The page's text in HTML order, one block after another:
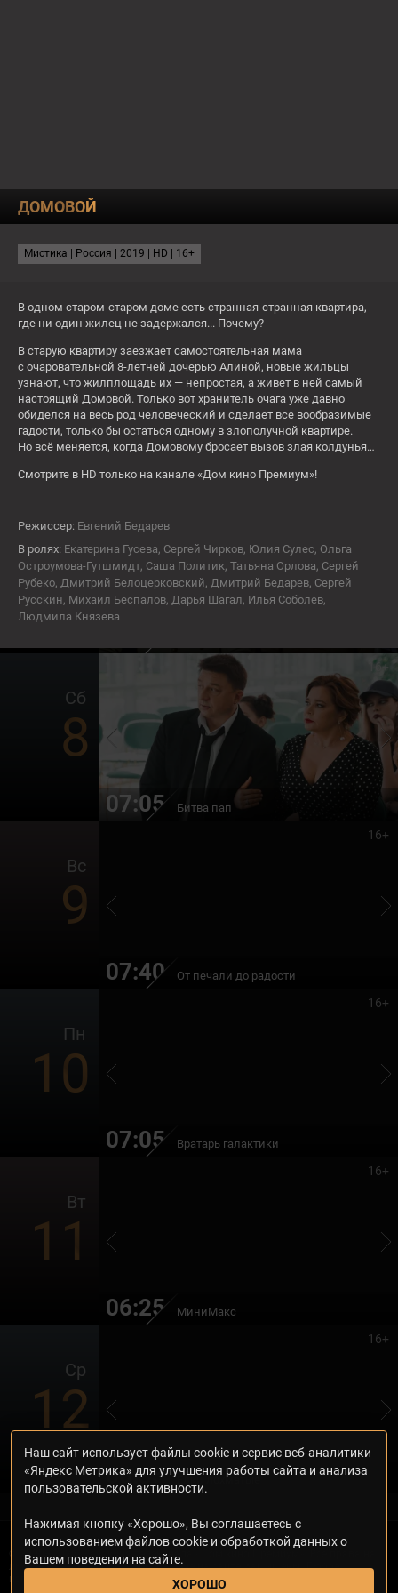
СЕЙЧАС
Ёлки лохматые
Чт
6
16+
СЕЙЧАС Ёлки лохматые
Пт
7
Сб
8
16+
07:05 Битва пап
Вс
9
16+
07:40 От печали до радости
Пн
10
16+
07:05 Вратарь галактики
Вт
11
16+
06:25 МиниМакс
Ср
12
16+
06:35 Ёлки лохматые
© 2000—2026. Редакция телеканала «Дом кино Премиум». Все права на
любые материалы, опубликованные на сайте, защищены. Любое
использование материалов возможно только с согласия Редакции
ДОМОВОЙ
Мистика | Россия | 2019 | HD | 16+
В одном старом-старом доме есть странная-странная квартира,
где ни один жилец не задержался... Почему?
В старую квартиру заезжает самостоятельная мама
с очаровательной 8-летней дочерью Алиной, новые жильцы
узнают, что жилплощадь их — непростая, а живет в ней самый
настоящий Домовой. Только вот хранитель очага уже давно
обиделся на весь род человеческий и сделает все вообразимые
гадости, только бы остаться одному в злополучной квартире.
Но всё меняется, когда Домовому бросает вызов злая колдунья…
Смотрите в HD только на канале «Дом кино Премиум»!
Режиссер: Евгений Бедарев
В ролях: Екатерина Гусева, Сергей Чирков, Юлия Сулес, Ольга
Остроумова-Гутшмидт, Саша Политик, Татьяна Орлова, Сергей
Рубеко, Дмитрий Белоцерковский, Дмитрий Бедарев, Сергей
Русскин, Михаил Беспалов, Дарья Шагал, Илья Соболев,
Людмила Князева
Наш сайт использует файлы cookie и сервис веб-аналитики
«Яндекс Метрика» для улучшения работы сайта и анализа
пользовательской активности.
Нажимая кнопку «Хорошо», Вы соглашаетесь с
использованием файлов cookie и обработкой данных о
Вашем поведении на сайте.
ХОРОШО